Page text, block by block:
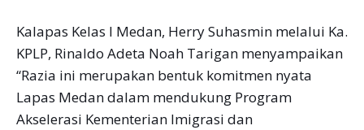
Kalapas Kelas I Medan, Herry Suhasmin melalui Ka.
KPLP, Rinaldo Adeta Noah Tarigan menyampaikan
“Razia ini merupakan bentuk komitmen nyata
Lapas Medan dalam mendukung Program
Akselerasi Kementerian Imigrasi dan